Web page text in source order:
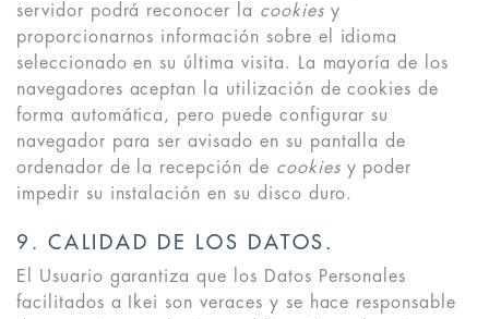
servidor podrá reconocer la cookiesy
proporcionarnos información sobre el idioma
seleccionado en su última visita. La mayoría de los
navegadores aceptan la utilización de cookies de
forma automática, pero puede configurar su
navegador para ser avisado en su pantalla de
ordenador de la recepción de cookiesy poder
impedir su instalación en su disco duro.
9. CALIDAD DE LOS DATOS.
El Usuario garantiza que los Datos Personales
facilitados a Ikei son veraces y se hace responsable